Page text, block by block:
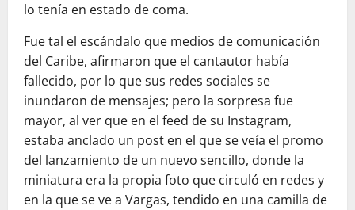
lo tenía en estado de coma.
Fue tal el escándalo que medios de comunicación
del Caribe, afirmaron que el cantautor había
fallecido, por lo que sus redes sociales se
inundaron de mensajes; pero la sorpresa fue
mayor, al ver que en el feed de su Instagram,
estaba anclado un post en el que se veía el promo
del lanzamiento de un nuevo sencillo, donde la
miniatura era la propia foto que circuló en redes y
en la que se ve a Vargas, tendido en una camilla de